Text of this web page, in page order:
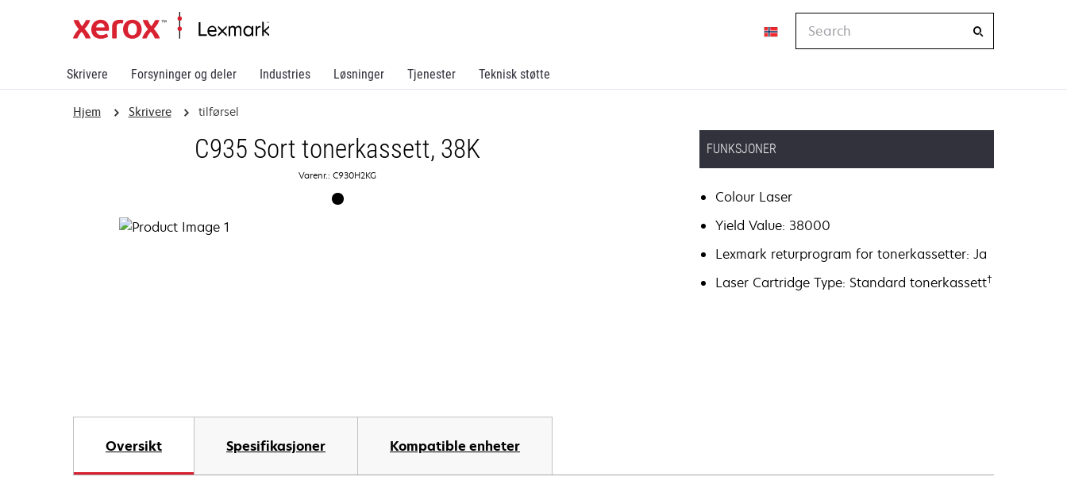
Skrivere Forsyninger og deler Industries Løsninger Tjenester Teknisk støtte
Hjem Skrivere tilførsel
C935 Sort tonerkassett, 38K
Varenr.: C930H2KG
FUNKSJONER
Colour Laser
Yield Value: 38000
Lexmark returprogram for tonerkassetter: Ja
Laser Cartridge Type: Standard tonerkassett†
Oversikt Spesifikasjoner Kompatible enheter